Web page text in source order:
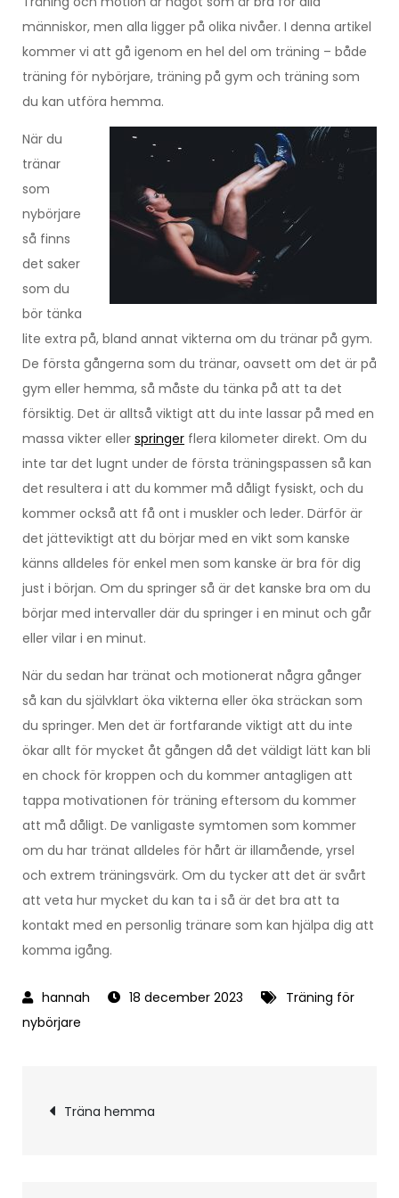
människor, men alla ligger på olika nivåer. I denna artikel
kommer vi att gå igenom en hel del om träning – både
träning för nybörjare, träning på gym och träning som
du kan utföra hemma.
När du
tränar
som
nybörjare
så finns
det saker
som du
bör tänka
lite extra på, bland annat vikterna om du tränar på gym.
De första gångerna som du tränar, oavsett om det är på
gym eller hemma, så måste du tänka på att ta det
försiktig. Det är alltså viktigt att du inte lassar på med en
massa vikter eller springer flera kilometer direkt. Om du
inte tar det lugnt under de första träningspassen så kan
det resultera i att du kommer må dåligt fysiskt, och du
kommer också att få ont i muskler och leder. Därför är
det jätteviktigt att du börjar med en vikt som kanske
känns alldeles för enkel men som kanske är bra för dig
just i början. Om du springer så är det kanske bra om du
börjar med intervaller där du springer i en minut och går
eller vilar i en minut.
När du sedan har tränat och motionerat några gånger
så kan du självklart öka vikterna eller öka sträckan som
du springer. Men det är fortfarande viktigt att du inte
ökar allt för mycket åt gången då det väldigt lätt kan bli
en chock för kroppen och du kommer antagligen att
tappa motivationen för träning eftersom du kommer
att må dåligt. De vanligaste symtomen som kommer
om du har tränat alldeles för hårt är illamående, yrsel
och extrem träningsvärk. Om du tycker att det är svårt
att veta hur mycket du kan ta i så är det bra att ta
kontakt med en personlig tränare som kan hjälpa dig att
komma igång.
18 december 2023
Träning för
nybörjare
Inläggsnavigering
Träna hemma